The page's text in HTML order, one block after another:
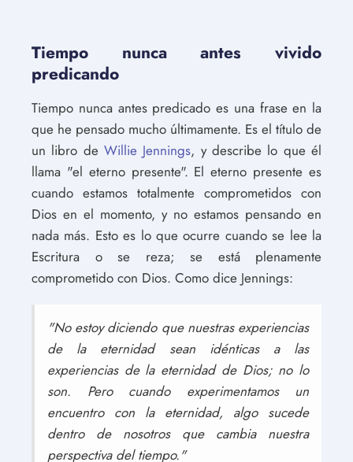
Tiempo nunca antes vivido
predicando
Tiempo nunca antes predicado es una frase en la
que he pensado mucho últimamente. Es el título de
un libro de Willie Jennings, y describe lo que él
llama "el eterno presente". El eterno presente es
cuando estamos totalmente comprometidos con
Dios en el momento, y no estamos pensando en
nada más. Esto es lo que ocurre cuando se lee la
Escritura o se reza; se está plenamente
comprometido con Dios. Como dice Jennings:
"No estoy diciendo que nuestras experiencias
de la eternidad sean idénticas a las
experiencias de la eternidad de Dios; no lo
son. Pero cuando experimentamos un
encuentro con la eternidad, algo sucede
dentro de nosotros que cambia nuestra
perspectiva del tiempo."